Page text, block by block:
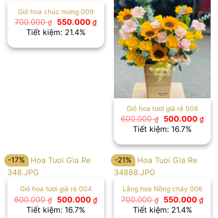
Giỏ hoa chúc mừng 009
700.000₫
Giá
gốc
là:
550.000 ₫Giá
hiện
là:
550.000 ₫.
Tiết kiệm: 21.4%
Giỏ hoa tươi giá rẻ 006
600.000₫
Giá
gốc
là:
500.000 ₫Giá
hiện
là:
Tiết kiệm: 16.7%
-17%
Giỏ hoa tươi giá rẻ 004
600.000₫
Giá
gốc
là:
500.000 ₫Giá
hiện
Tiết kiệm: 16.7%
-21%
Lẵng hoa Nồng cháy 006
700.000₫
Giá
gốc
là:
550.000 ₫Giá
hiện
Tiết kiệm: 21.4%